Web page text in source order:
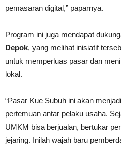
pemasaran digital,” paparnya.
Program ini juga mendapat
Depok, yang melihat inisiatif
untuk memperluas pasar dan
lokal.
“Pasar Kue Subuh ini akan
pertemuan antar pelaku usaha.
UMKM bisa berjualan, bertukar
jejaring. Inilah wajah baru